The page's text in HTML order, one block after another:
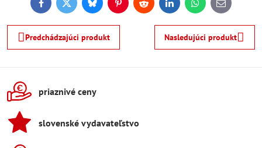
FacebookTwitterBlueskyPinterestReddit LinkedInWhatsApp
E-
mail
Predchádzajúci produkt Nasledujúci produkt
priaznivé ceny
slovenské vydavateľstvo